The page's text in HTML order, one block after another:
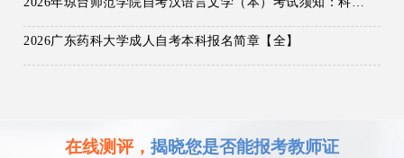
2026广东药科大学成人自考本科报名简章【全】
在线测评， 揭晓您是否能报考教师证